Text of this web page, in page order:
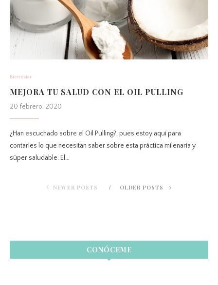
Bienestar
MEJORA TU SALUD CON EL OIL PULLING
20 febrero, 2020
¿Han escuchado sobre el Oil Pulling?, pues estoy aquí para
contarles lo que necesitan saber sobre esta práctica milenaria y
súper saludable. El…
NEWER POSTS OLDER POSTS
CONÓCEME